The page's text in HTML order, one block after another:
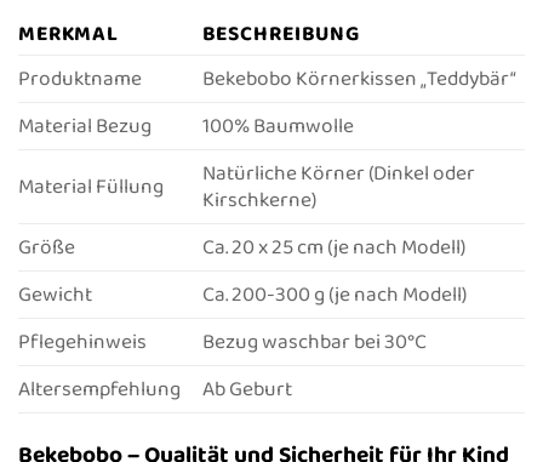
MERKMAL
BESCHREIBUNG
Produktname
Bekebobo Körnerkissen „Teddybär“
Material Bezug
100% Baumwolle
Material Füllung
Natürliche Körner (Dinkel oder
Kirschkerne)
Größe
Ca. 20 x 25 cm (je nach Modell)
Gewicht
Ca. 200-300 g (je nach Modell)
Pflegehinweis
Bezug waschbar bei 30°C
Altersempfehlung
Ab Geburt